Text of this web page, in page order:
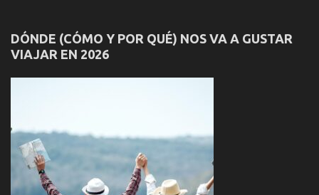
DÓNDE (CÓMO Y POR QUÉ) NOS VA A GUSTAR
VIAJAR EN 2026